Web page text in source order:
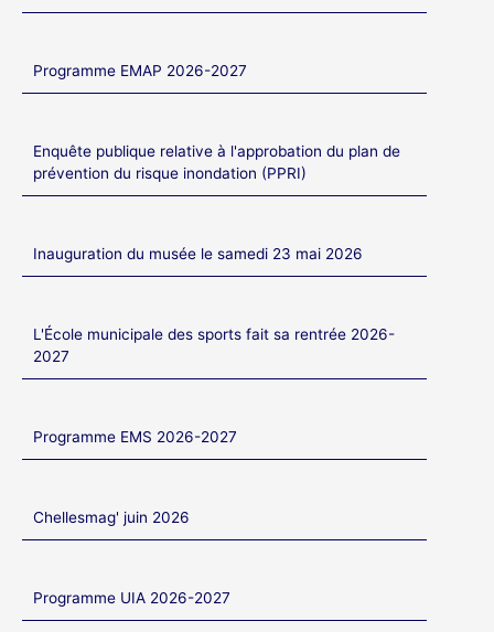
Programme EMAP 2026-2027
Enquête publique relative à l'approbation du plan de
prévention du risque inondation (PPRI)
Inauguration du musée le samedi 23 mai 2026
L'École municipale des sports fait sa rentrée 2026-
2027
Programme EMS 2026-2027
Chellesmag' juin 2026
Programme UIA 2026-2027